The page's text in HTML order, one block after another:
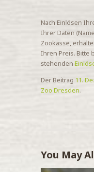
Nach Einlösen
Ihrer Daten
Zookasse,
Ihren Preis. Bitte
stehenden
Der Beitrag 11.
Zoo Dresden.
You May